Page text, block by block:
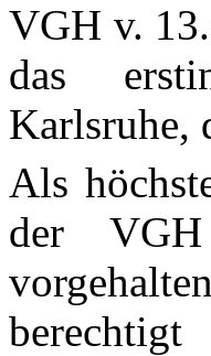
VGH v.
das
Karlsruhe,
Als
der